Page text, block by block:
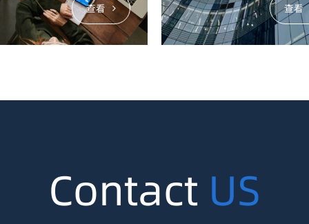
查看 查看
Contact US